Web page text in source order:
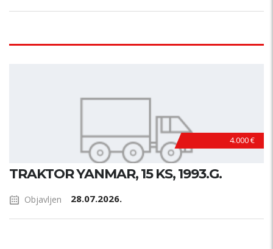
4.000 €
TRAKTOR YANMAR, 15 KS, 1993.G.
Objavljen 28.07.2026.